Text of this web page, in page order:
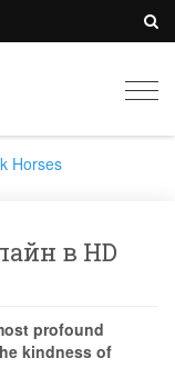
Horses
в HD
profound
kindness of